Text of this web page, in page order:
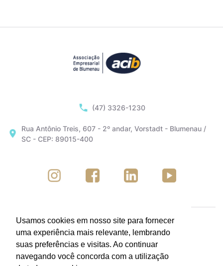
(47) 3326-1230
Rua Antônio Treis, 607 - 2º andar, Vorstadt - Blumenau /
SC - CEP: 89015-400
Usamos cookies em nosso site para fornecer
uma experiência mais relevante, lembrando
suas preferências e visitas. Ao continuar
navegando você concorda com a utilização